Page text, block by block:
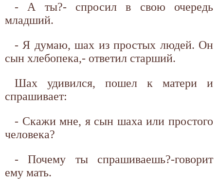
- А ты?- спросил в свою очередь
младший.
- Я думаю, шах из простых людей. Он
сын хлебопека,- ответил старший.
Шах удивился, пошел к матери и
спрашивает:
- Скажи мне, я сын шаха или простого
человека?
- Почему ты спрашиваешь?-говорит
ему мать.